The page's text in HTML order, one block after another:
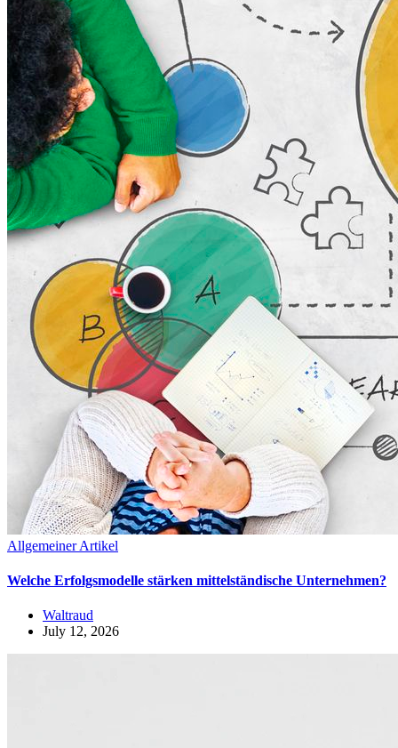
Allgemeiner Artikel
Welche Erfolgsmodelle stärken mittelständische Unternehmen?
Waltraud
July 12, 2026